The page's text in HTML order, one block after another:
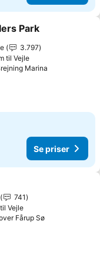
Park
3.797
til Vejle
Marina
Se priser
741
Vejle
Fårup SøSe priser